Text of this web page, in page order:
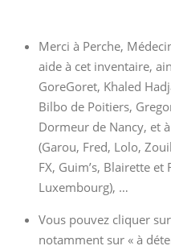
Merci à Perche,
aide à cet inventaire,
GoreGoret, Khaled
Bilbo de Poitiers,
Dormeur de Nancy, et
(Garou, Fred, Lolo,
FX, Guim’s, Blairette et
Luxembourg), …
Vous pouvez cliquer
notamment sur « à